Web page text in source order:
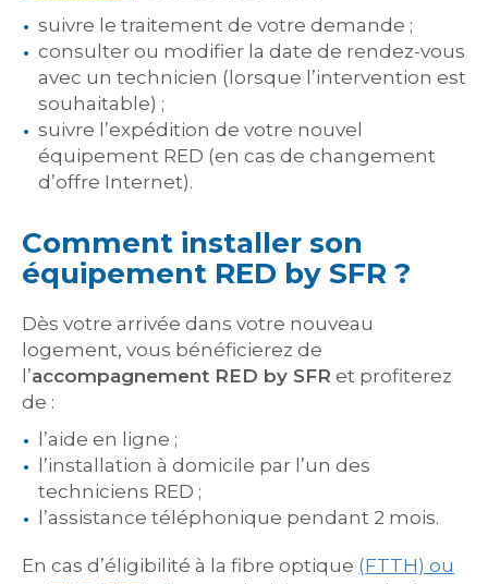
suivre le traitement de votre demande ;
consulter ou modifier la date de rendez-vous
avec un technicien (lorsque l’intervention est
souhaitable) ;
suivre l’expédition de votre nouvel
équipement RED (en cas de changement
d’offre Internet).
Comment installer son
équipement RED by SFR ?
Dès votre arrivée dans votre nouveau
logement, vous bénéficierez de
l’accompagnement RED by SFR et profiterez
de :
l’aide en ligne ;
l’installation à domicile par l’un des
techniciens RED ;
l’assistance téléphonique pendant 2 mois.
En cas d’éligibilité à la fibre optique (FTTH) ou